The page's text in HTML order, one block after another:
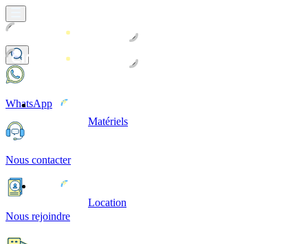
Matériels
Location
WhatsApp
Nous contacter
Nous rejoindre